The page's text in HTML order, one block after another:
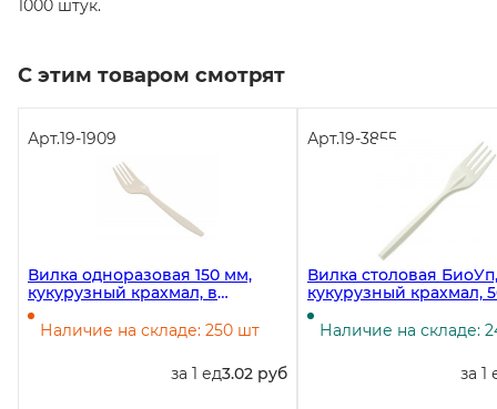
1000 штук.
С этим товаром смотрят
Арт.19-1909
Вилка одноразовая 150 мм,
кукурузный крахмал, в
упаковке 50 штук, в коробке
1000 штук
Наличие на складе: 250 шт
за 1 ед3.02 руб
Арт.19-3855
Вилка столовая
кукурузный крахмал,
Наличие на складе:
за 1